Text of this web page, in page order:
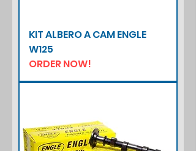
KIT ALBERO A CAM ENGLE
W125
ORDER NOW!